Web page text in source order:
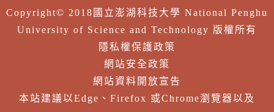
Copyright© 2018國立澎湖科技大學 National Penghu
University of Science and Technology 版權所有
隱私權保護政策
網站安全政策
網站資料開放宣告
本站建議以Edge、Firefox 或Chrome瀏覽器以及